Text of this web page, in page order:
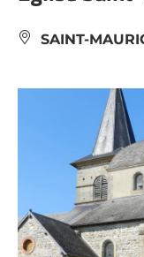
SAINT-